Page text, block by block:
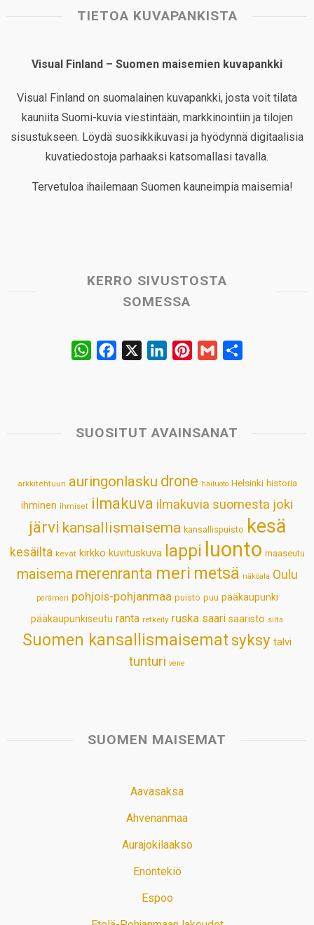
TIETOA KUVAPANKISTA
Visual Finland – Suomen maisemien kuvapankki
Visual Finland on suomalainen kuvapankki, josta voit tilata
kauniita Suomi-kuvia viestintään, markkinointiin ja tilojen
sisustukseen. Löydä suosikkikuvasi ja hyödynnä digitaalisia
kuvatiedostoja parhaaksi katsomallasi tavalla.
Tervetuloa ihailemaan Suomen kauneimpia maisemia!
KERRO SIVUSTOSTA
SOMESSA
W
s
p
b
k
e
n
e
s
t
l
SUOSITUT AVAINSANAT
arkkitehtuuri auringonlasku drone hailuoto Helsinki historia
ihminen ihmiset ilmakuva ilmakuvia suomesta joki
järvi kansallismaisema kansallispuisto kesä
kesäilta kevät kirkko kuvituskuva lappi luonto maaseutu
maisema merenranta meri metsä näköala Oulu
perämeri pohjois-pohjanmaa puisto puu pääkaupunki
pääkaupunkiseutu ranta retkeily ruska saari saaristo silta
Suomen kansallismaisematsyksy talvi
tunturi vene
SUOMEN MAISEMAT
Aavasaksa
Ahvenanmaa
Aurajokilaakso
Enontekiö
Espoo